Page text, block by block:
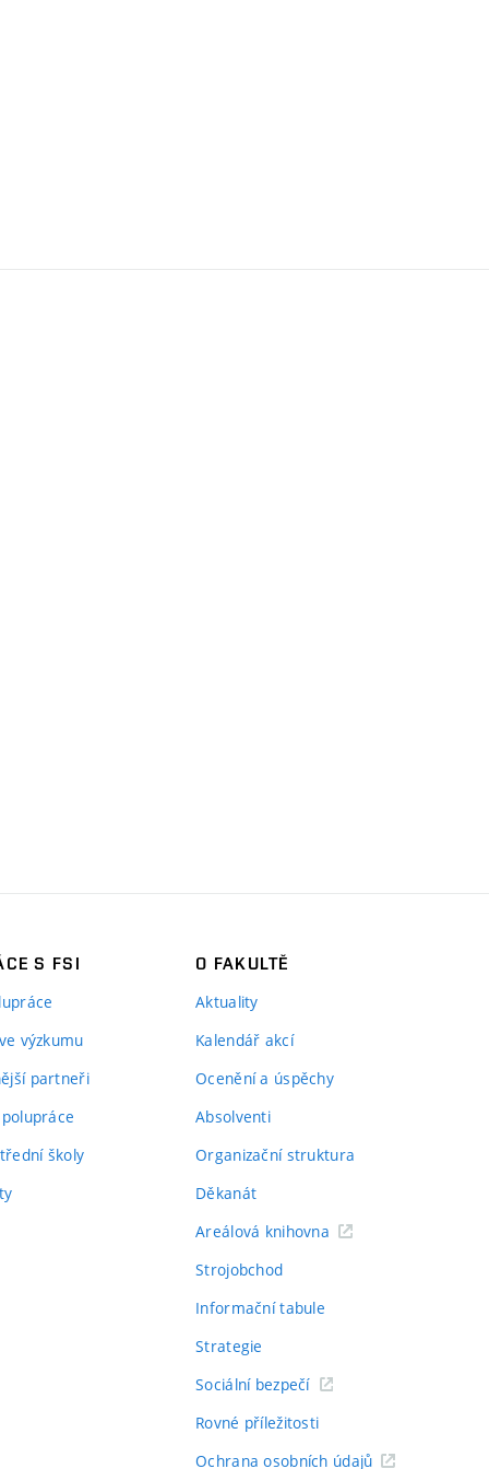
S FSI
výzkumu
partneři
školy
O FAKULTĚ
Aktuality
Kalendář akcí
Ocenění a úspěchy
Absolventi
Organizační struktura
Děkanát
Areálová knihovna
Strojobchod
Informační tabule
Strategie
Sociální bezpečí
Rovné příležitosti
Ochrana osobních údajů